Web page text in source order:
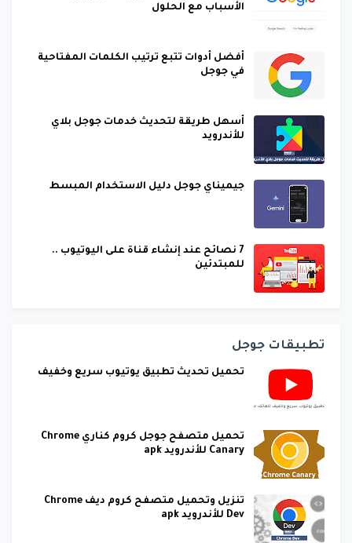
الأسباب مع الحلول
أفضل أدوات تتبع ترتيب الكلمات المفتاحية
في جوجل
أسهل طريقة لتحديث خدمات جوجل بلاي
للأندرويد
جيميناي جوجل دليل الاستخدام المبسط
7 نصائح عند إنشاء قناة على اليوتيوب ..
للمبتدئين
تطبيقات جوجل
تحميل تحديث تطبيق يوتيوب سريع وخفيف
تحميل متصفح جوجل كروم كناري Chrome
Canary للأندرويد apk
تنزيل وتحميل متصفح كروم ديف Chrome
Dev للأندرويد apk